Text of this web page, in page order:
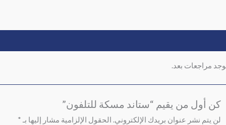
مراجعات بعد.
كن أول من يقيم “ستاند مسكة للتلفون”
لن يتم نشر عنوان بريدك الإلكتروني. الحقول الإلزامية مشار إليها بـ *